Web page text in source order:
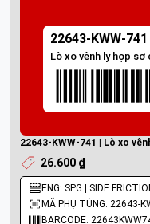
22643-KWW-741
Lò xo vênh ly hợp sơ
22643-KWW-741 | Lò xo
26.600 ₫
ENG: SPG | SIDE
MÃ PHỤ TÙNG: 22643-
BARCODE: